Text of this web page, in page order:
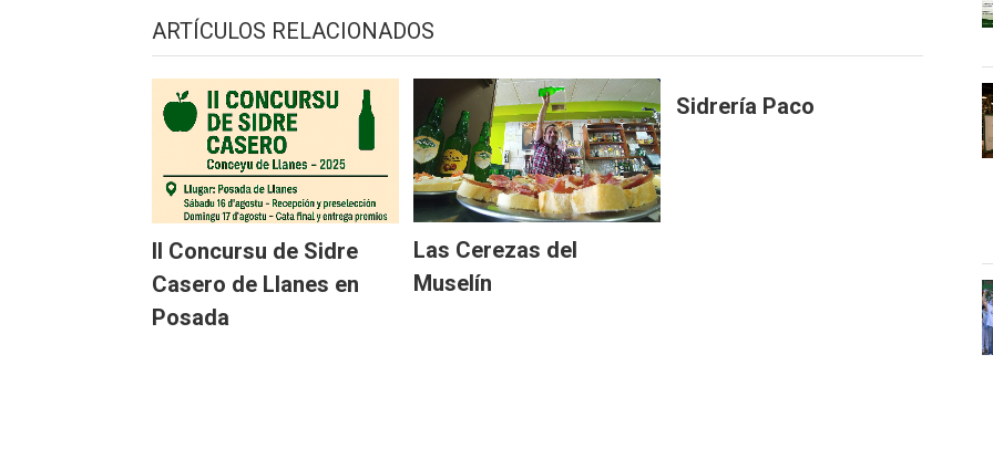
ARTÍCULOS RELACIONADOS
II Concursu de Sidre
Casero de Llanes en
Posada
Las Cerezas del
Muselín
Sidrería Paco